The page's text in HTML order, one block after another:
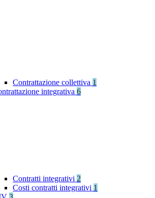
Contrattazione collettiva 1
integrativa 6
Contratti integrativi 2
Costi contratti integrativi 1